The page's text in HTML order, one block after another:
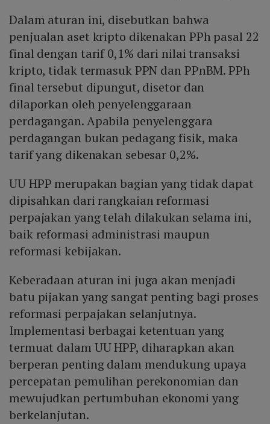
Dalam aturan ini, disebutkan bahwa
penjualan aset kripto dikenakan PPh pasal 22
final dengan tarif 0,1% dari nilai transaksi
kripto, tidak termasuk PPN dan PPnBM. PPh
final tersebut dipungut, disetor dan
dilaporkan oleh penyelenggaraan
perdagangan. Apabila penyelenggara
perdagangan bukan pedagang fisik, maka
tarif yang dikenakan sebesar 0,2%.
UU HPP merupakan bagian yang tidak dapat
dipisahkan dari rangkaian reformasi
perpajakan yang telah dilakukan selama ini,
baik reformasi administrasi maupun
reformasi kebijakan.
Keberadaan aturan ini juga akan menjadi
batu pijakan yang sangat penting bagi proses
reformasi perpajakan selanjutnya.
Implementasi berbagai ketentuan yang
termuat dalam UU HPP, diharapkan akan
berperan penting dalam mendukung upaya
percepatan pemulihan perekonomian dan
mewujudkan pertumbuhan ekonomi yang
berkelanjutan.